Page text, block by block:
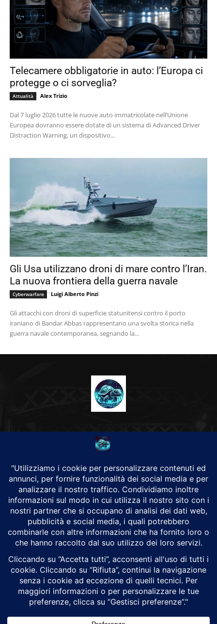
Telecamere obbligatorie in auto: l’Europa ci
protegge o ci sorveglia?
Attualità Alex Trizio
Dal 7 luglio 2026 tutte le nuove auto immatricolate nell’Unione
Europea dovranno essere dotate di un sistema di Advanced Driver
Distraction Warning, un dispositivo...
Gli Usa utilizzano droni di mare contro l’Iran.
La nuova frontiera della guerra navale
Cyberwarfare Luigi Alberto Pinzi
Gli attacchi con droni di superficie statunitensi contro il porto
iraniano di Bandar Abbas rappresentano una svolta storica nella
guerra navale contemporanea, segnando la...
CHI SIAMO
Alground Geopolitica e Cyberwarfare.
Da una idea di Brunilde Trizio
Alground fa parte del Gruppo Trizio
SEGUICI
Alground - Testata di Art Consulting - P.iva 02701880995 - Genova -